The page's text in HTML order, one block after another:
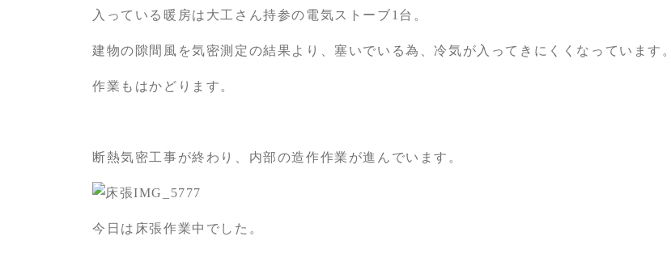
入っている暖房は大工さん持参の電気ストーブ1台。
建物の隙間風を気密測定の結果より、塞いでいる為、冷気が入ってきにくくなっています。
作業もはかどります。
断熱気密工事が終わり、内部の造作作業が進んでいます。
今日は床張作業中でした。